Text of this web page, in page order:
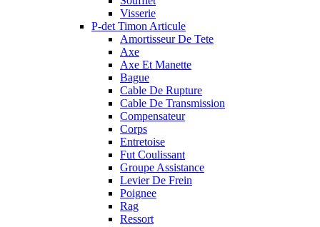
Visserie
P-det Timon Articule
Amortisseur De Tete
Axe
Axe Et Manette
Bague
Cable De Rupture
Cable De Transmission
Compensateur
Corps
Entretoise
Fut Coulissant
Groupe Assistance
Levier De Frein
Poignee
Rag
Ressort